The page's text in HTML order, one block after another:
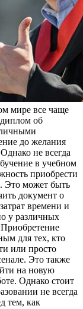
мире все чаще
об
до желания
не всегда
в учебном
приобрести
Это может быть
документ о
времени и
у различных
для тех, кто
или просто
Это также
на новую
Однако стоит
не всегда
тем, как